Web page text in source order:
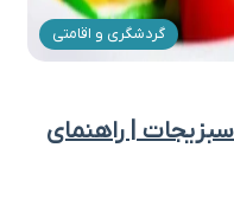
گردشگری و اقامتی
| راهنمای